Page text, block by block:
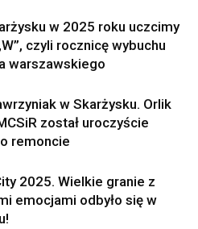
w 2025 roku uczcimy
czyli rocznicę wybuchu
warszawskiego
w Skarżysku. Orlik
został uroczyście
remoncie
2025. Wielkie granie z
emocjami odbyło się w